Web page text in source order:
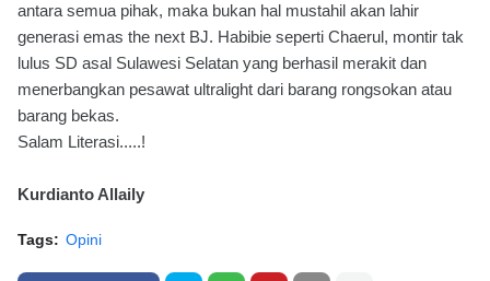
antara semua pihak, maka bukan hal mustahil akan lahir
generasi emas the next BJ. Habibie seperti Chaerul, montir tak
lulus SD asal Sulawesi Selatan yang berhasil merakit dan
menerbangkan pesawat ultralight dari barang rongsokan atau
barang bekas.
Salam Literasi.....!
Kurdianto Allaily
Tags: Opini